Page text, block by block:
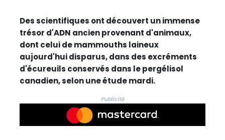
Des scientifiques ont découvert un immense
trésor d'ADN ancien provenant d'animaux,
dont celui de mammouths laineux
aujourd'hui disparus, dans des excréments
d'écureuils conservés dans le pergélisol
canadien, selon une étude mardi.
Publicité